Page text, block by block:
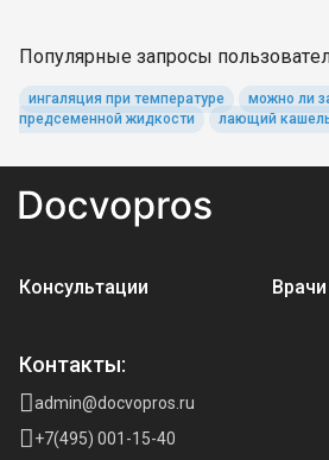
Популярные запросы
ингаляция при температуре
можно ли
предсеменной жидкости
лающий
Консультации Врачи
Контакты:
admin@docvopros.ru
+7(495) 001-15-40